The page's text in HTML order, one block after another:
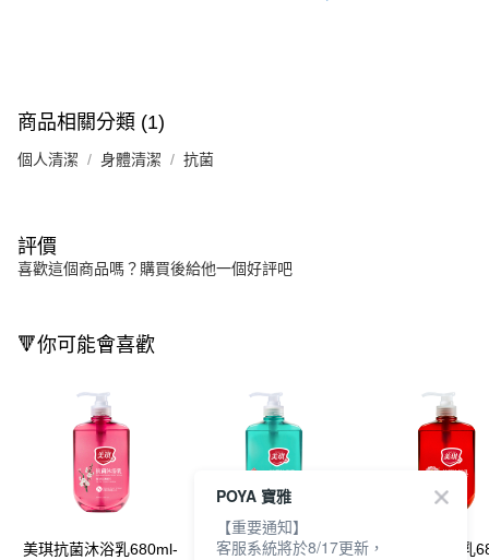
商品相關分類 (1)
個人清潔 身體清潔 抗菌
評價
喜歡這個商品嗎？購買後給他一個好評吧
🔻你可能會喜歡
美琪抗菌沐浴乳680ml- 美琪抗菌沐浴乳680ml- 美琪抗菌沐浴乳
POYA 寶雅
【重要通知】
客服系統將於8/17更新，